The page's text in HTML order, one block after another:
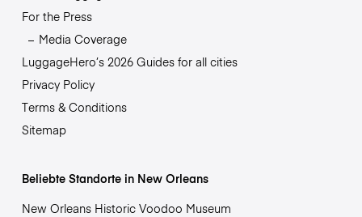
For the Press
Media Coverage
LuggageHero’s 2026 Guides for all cities
Privacy Policy
Terms & Conditions
Sitemap
Beliebte Standorte in New Orleans
New Orleans Historic Voodoo Museum